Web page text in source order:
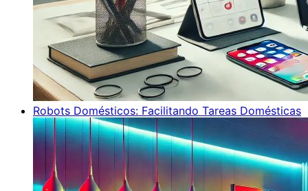
Robots Domésticos: Facilitando Tareas Domésticas